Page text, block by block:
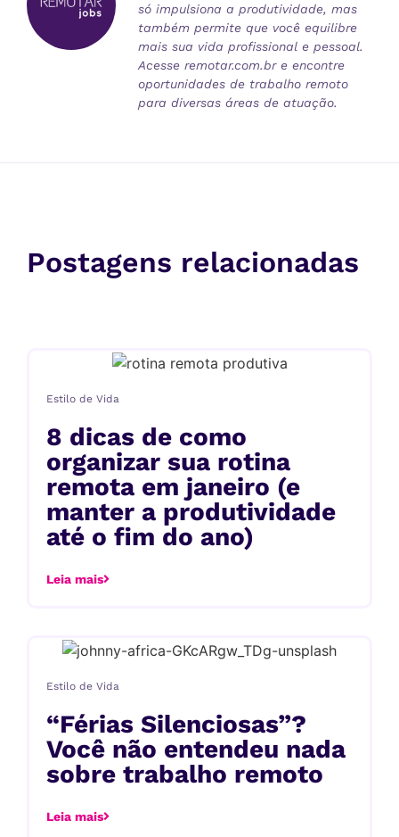
só impulsiona a produtividade, mas
também permite que você equilibre
mais sua vida profissional e pessoal.
Acesse remotar.com.br e encontre
oportunidades de trabalho remoto
para diversas áreas de atuação.
Postagens relacionadas
Estilo de Vida
8 dicas de como
organizar sua rotina
remota em janeiro (e
manter a produtividade
até o fim do ano)
Leia mais
Estilo de Vida
“Férias Silenciosas”?
Você não entendeu nada
sobre trabalho remoto
Leia mais